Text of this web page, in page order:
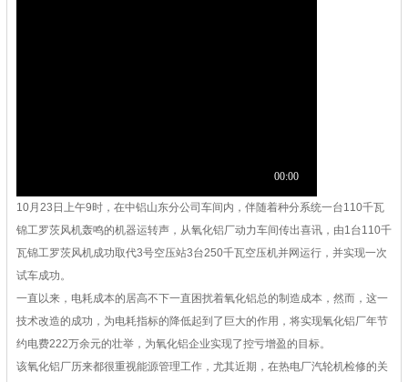
10月23日上午9时，在中铝山东分公司车间内，伴随着种分系统一台110千瓦
锦工罗茨风机轰鸣的机器运转声，从氧化铝厂动力车间传出喜讯，由1台110千
瓦锦工罗茨风机成功取代3号空压站3台250千瓦空压机并网运行，并实现一次
试车成功。
一直以来，电耗成本的居高不下一直困扰着氧化铝总的制造成本，然而，这一
技术改造的成功，为电耗指标的降低起到了巨大的作用，将实现氧化铝厂年节
约电费222万余元的壮举，为氧化铝企业实现了控亏增盈的目标。
该氧化铝厂历来都很重视能源管理工作，尤其近期，在热电厂汽轮机检修的关